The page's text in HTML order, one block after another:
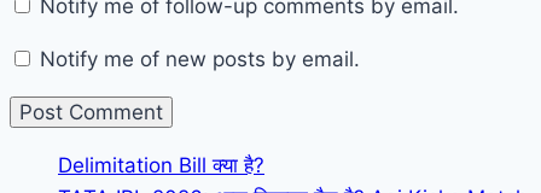
Notify me of follow-up comments by email.
Notify me of new posts by email.
Delimitation Bill क्या है?